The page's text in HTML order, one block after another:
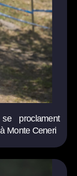
proclament
Monte Ceneri